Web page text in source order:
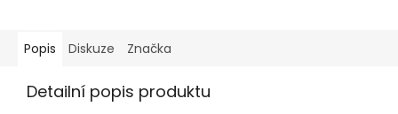
Popis Diskuze Značka
Detailní popis produktu